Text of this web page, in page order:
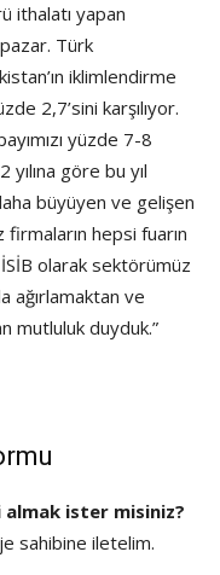
ithalatı yapan
Türk
iklimlendirme
2,7’sini karşılıyor.
yüzde 7-8
göre bu yıl
büyüyen ve gelişen
firmaların hepsi fuarın
olarak sektörümüz
ağırlamaktan ve
mutluluk duyduk.”
ister misiniz?
sahibine iletelim.